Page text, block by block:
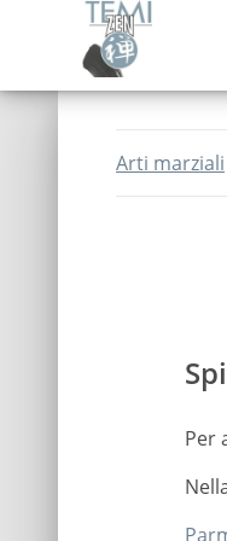
Arti marziali
Per